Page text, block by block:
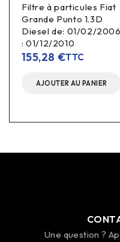
Filtre à particules Fiat
Grande Punto 1.3D
Diesel de: 01/02/2006
: 01/12/2010
155,28 €TTC
AJOUTER AU PANIER
Une question ?